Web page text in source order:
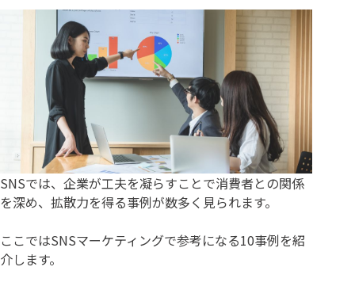
SNSでは、企業が工夫を凝らすことで消費者との関係
を深め、拡散力を得る事例が数多く見られます。
ここではSNSマーケティングで参考になる10事例を紹
介します。